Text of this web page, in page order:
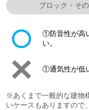
ブロック・そ
①防音性が高
い。
①通気性が低
※あくまで一般的な建物
いケースもありますので